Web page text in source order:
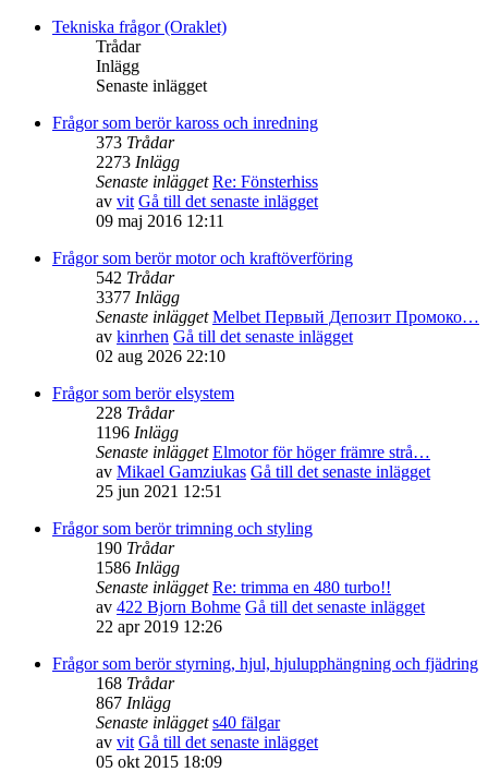
Tekniska frågor (Oraklet)
Trådar
Inlägg
Senaste inlägget
Frågor som berör kaross och inredning
373 Trådar
2273 Inlägg
Senaste inlägget Re: Fönsterhiss
av vit Gå till det senaste inlägget
09 maj 2016 12:11
Frågor som berör motor och kraftöverföring
542 Trådar
3377 Inlägg
Senaste inlägget Melbet Первый Депозит Промоко…
av kinrhen Gå till det senaste inlägget
02 aug 2026 22:10
Frågor som berör elsystem
228 Trådar
1196 Inlägg
Senaste inlägget Elmotor för höger främre strå…
av Mikael Gamziukas Gå till det senaste inlägget
25 jun 2021 12:51
Frågor som berör trimning och styling
190 Trådar
1586 Inlägg
Senaste inlägget Re: trimma en 480 turbo!!
av 422 Bjorn Bohme Gå till det senaste inlägget
22 apr 2019 12:26
Frågor som berör styrning, hjul, hjulupphängning och fjädring
168 Trådar
867 Inlägg
Senaste inlägget s40 fälgar
av vit Gå till det senaste inlägget
05 okt 2015 18:09